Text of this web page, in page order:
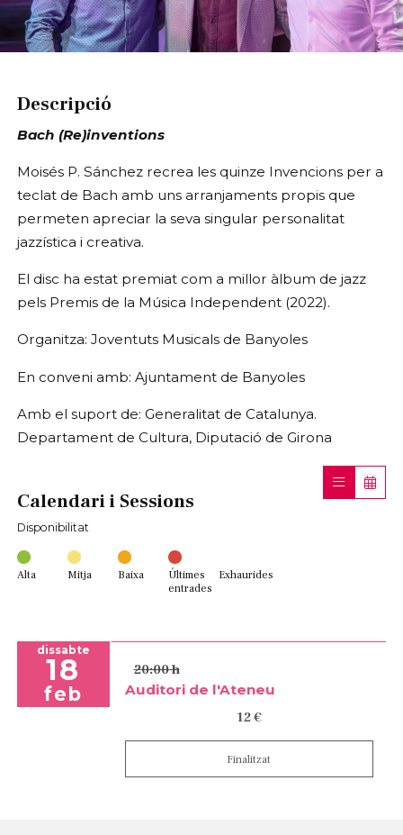
Descripció
Bach (Re)inventions
Moisés P. Sánchez recrea les quinze Invencions per a
teclat de Bach amb uns arranjaments propis que
permeten apreciar la seva singular personalitat
jazzística i creativa.
El disc ha estat premiat com a millor àlbum de jazz
pels Premis de la Música Independent (2022).
Organitza: Joventuts Musicals de Banyoles
En conveni amb: Ajuntament de Banyoles
Amb el suport de: Generalitat de Catalunya.
Departament de Cultura, Diputació de Girona
Calendari i Sessions
Disponibilitat
Alta Mitja Baixa
Últimes
entrades
Exhaurides
dissabte
18
feb
20:00 h
Auditori de l'Ateneu
12 €
Finalitzat